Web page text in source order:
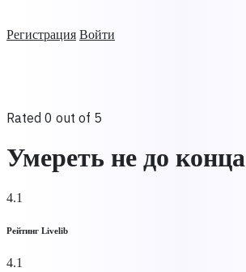
Регистрация Войти
Rated 0 out of 5
Умереть не до конца
4.1
Рейтинг Livelib
4.1